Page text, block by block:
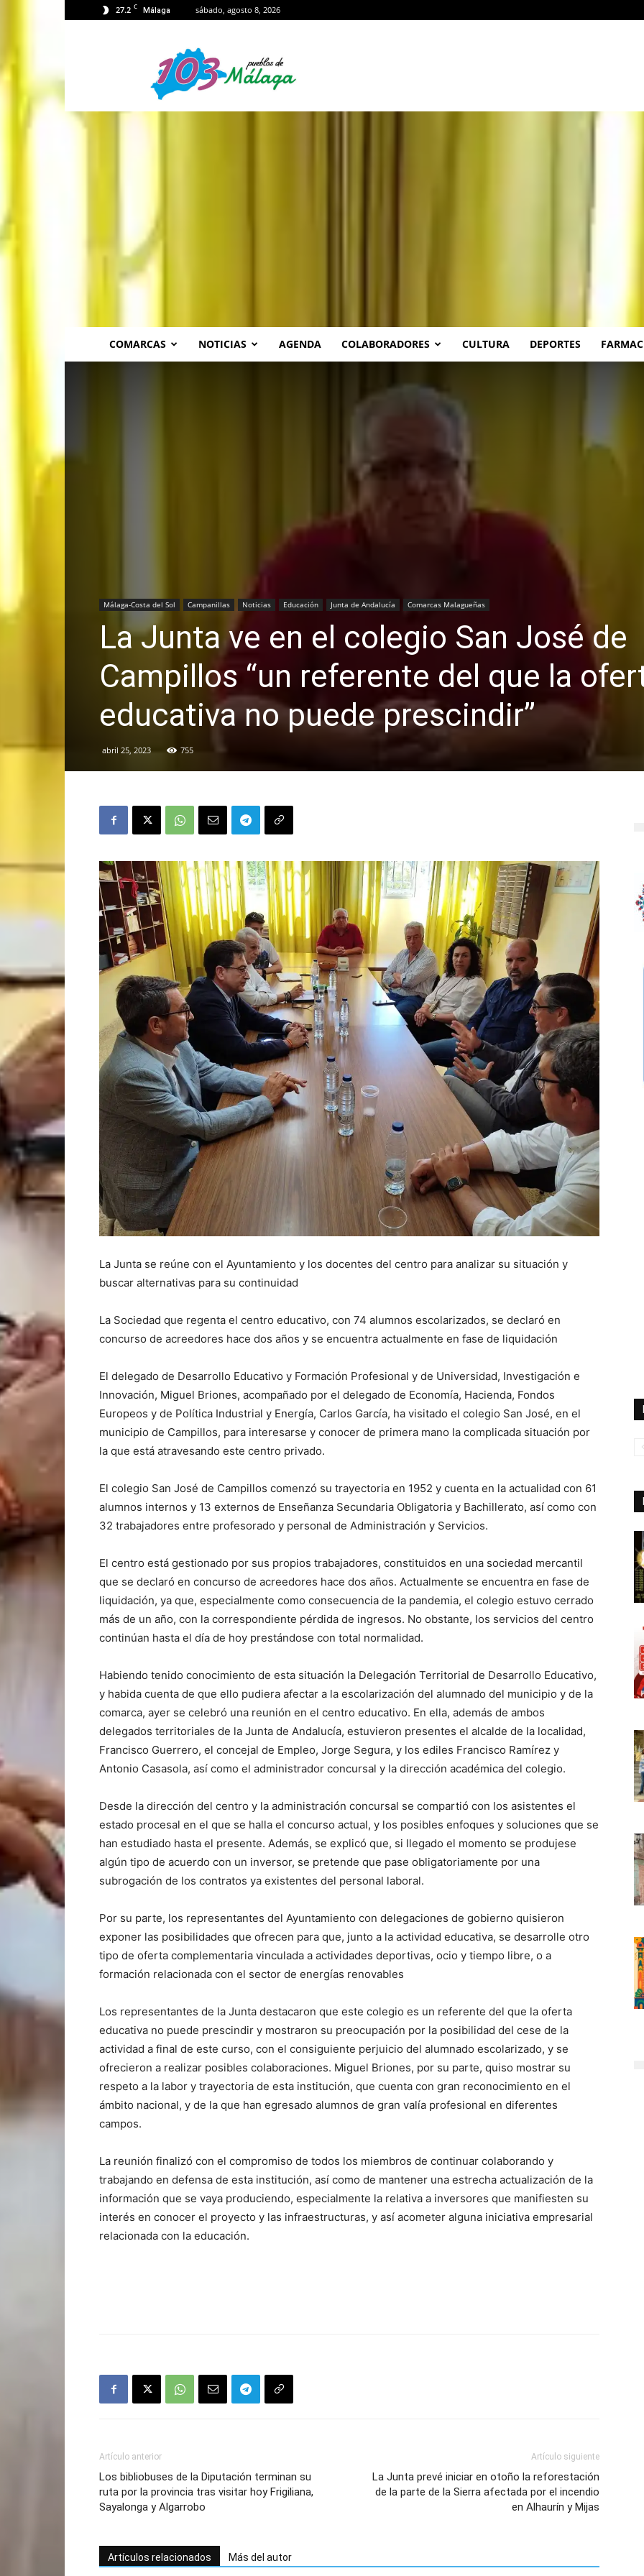
27.2 C Málaga sábado, agosto 8, 2026
Málaga
COMARCAS NOTICIAS AGENDA COLABORADORES CULTURA DEPORTES
Málaga-Costa del Sol Campanillas Noticias Educación Junta de Andalucía Comarcas Malagueñas
La Junta ve en el colegio San José de
Campillos “un referente del que la
educativa no puede prescindir”
abril 25, 2023 755
La Junta se reúne con el Ayuntamiento y los docentes del centro para analizar su situación y
buscar alternativas para su continuidad
La Sociedad que regenta el centro educativo, con 74 alumnos escolarizados, se declaró en
concurso de acreedores hace dos años y se encuentra actualmente en fase de liquidación
El delegado de Desarrollo Educativo y Formación Profesional y de Universidad, Investigación e
Innovación, Miguel Briones, acompañado por el delegado de Economía, Hacienda, Fondos
Europeos y de Política Industrial y Energía, Carlos García, ha visitado el colegio San José, en el
municipio de Campillos, para interesarse y conocer de primera mano la complicada situación por
la que está atravesando este centro privado.
El colegio San José de Campillos comenzó su trayectoria en 1952 y cuenta en la actualidad con 61
alumnos internos y 13 externos de Enseñanza Secundaria Obligatoria y Bachillerato, así como con
32 trabajadores entre profesorado y personal de Administración y Servicios.
El centro está gestionado por sus propios trabajadores, constituidos en una sociedad mercantil
que se declaró en concurso de acreedores hace dos años. Actualmente se encuentra en fase de
liquidación, ya que, especialmente como consecuencia de la pandemia, el colegio estuvo cerrado
más de un año, con la correspondiente pérdida de ingresos. No obstante, los servicios del centro
continúan hasta el día de hoy prestándose con total normalidad.
Habiendo tenido conocimiento de esta situación la Delegación Territorial de Desarrollo Educativo,
y habida cuenta de que ello pudiera afectar a la escolarización del alumnado del municipio y de la
comarca, ayer se celebró una reunión en el centro educativo. En ella, además de ambos
delegados territoriales de la Junta de Andalucía, estuvieron presentes el alcalde de la localidad,
Francisco Guerrero, el concejal de Empleo, Jorge Segura, y los ediles Francisco Ramírez y
Antonio Casasola, así como el administrador concursal y la dirección académica del colegio.
Desde la dirección del centro y la administración concursal se compartió con los asistentes el
estado procesal en el que se halla el concurso actual, y los posibles enfoques y soluciones que se
han estudiado hasta el presente. Además, se explicó que, si llegado el momento se produjese
algún tipo de acuerdo con un inversor, se pretende que pase obligatoriamente por una
subrogación de los contratos ya existentes del personal laboral.
Por su parte, los representantes del Ayuntamiento con delegaciones de gobierno quisieron
exponer las posibilidades que ofrecen para que, junto a la actividad educativa, se desarrolle otro
tipo de oferta complementaria vinculada a actividades deportivas, ocio y tiempo libre, o a
formación relacionada con el sector de energías renovables
Los representantes de la Junta destacaron que este colegio es un referente del que la oferta
educativa no puede prescindir y mostraron su preocupación por la posibilidad del cese de la
actividad a final de este curso, con el consiguiente perjuicio del alumnado escolarizado, y se
ofrecieron a realizar posibles colaboraciones. Miguel Briones, por su parte, quiso mostrar su
respeto a la labor y trayectoria de esta institución, que cuenta con gran reconocimiento en el
ámbito nacional, y de la que han egresado alumnos de gran valía profesional en diferentes
campos.
La reunión finalizó con el compromiso de todos los miembros de continuar colaborando y
trabajando en defensa de esta institución, así como de mantener una estrecha actualización de la
información que se vaya produciendo, especialmente la relativa a inversores que manifiesten su
interés en conocer el proyecto y las infraestructuras, y así acometer alguna iniciativa empresarial
relacionada con la educación.
Artículo anterior
Los bibliobuses de la Diputación terminan su
ruta por la provincia tras visitar hoy Frigiliana,
Sayalonga y Algarrobo
Artículo siguiente
La Junta prevé iniciar en otoño la reforestación
de la parte de la Sierra afectada por el incendio
en Alhaurín y Mijas
Artículos relacionados Más del autor